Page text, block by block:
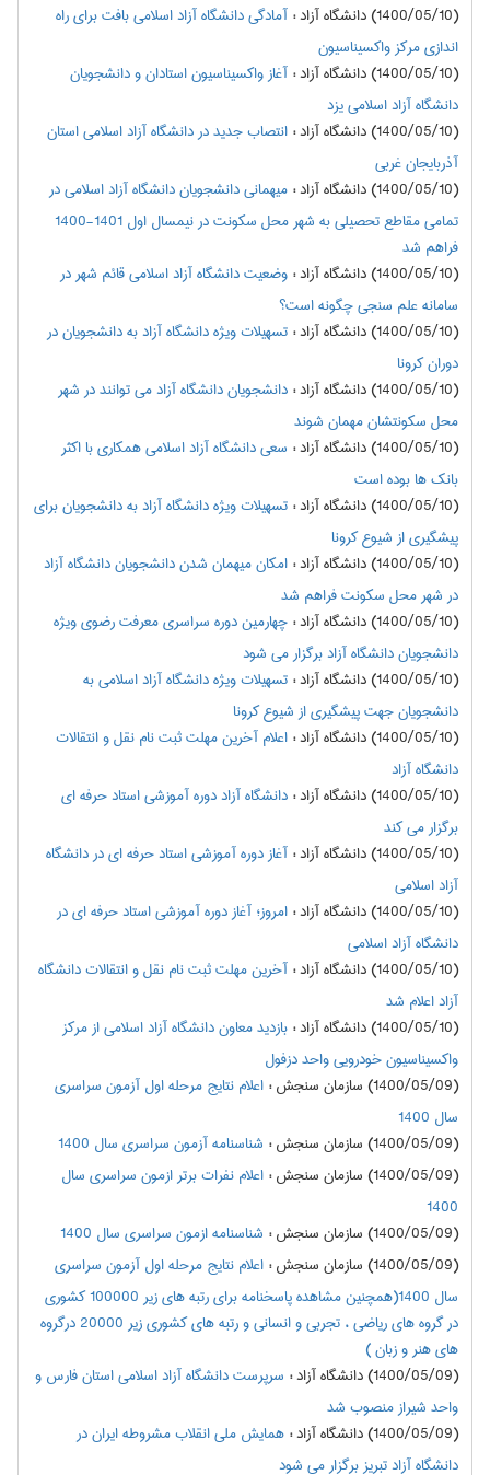
(1400/05/10) دانشگاه آزاد
:آمادگی دانشگاه آزاد اسلامی بافت برای راه
اندازی مرکز واکسیناسیون
(1400/05/10) دانشگاه آزاد
:آغاز واکسیناسیون استادان و دانشجویان
دانشگاه آزاد اسلامی یزد
(1400/05/10) دانشگاه آزاد
:انتصاب جدید در دانشگاه آزاد اسلامی استان
آذربایجان غربی
(1400/05/10) دانشگاه آزاد
:میهمانی دانشجویان دانشگاه آزاد اسلامی در
تمامی مقاطع تحصیلی به شهر محل سکونت در نیمسال اول 1401-1400
فراهم شد
(1400/05/10) دانشگاه آزاد
:وضعیت دانشگاه آزاد اسلامی قائم شهر در
سامانه علم سنجی چگونه است؟
(1400/05/10) دانشگاه آزاد
:تسهیلات ویژه دانشگاه آزاد به دانشجویان در
دوران کرونا
(1400/05/10) دانشگاه آزاد
:دانشجویان دانشگاه آزاد می توانند در شهر
محل سکونتشان مهمان شوند
(1400/05/10) دانشگاه آزاد
: سعی دانشگاه آزاد اسلامی همکاری با اکثر
بانک ها بوده است
(1400/05/10) دانشگاه آزاد
:تسهیلات ویژه دانشگاه آزاد به دانشجویان برای
پیشگیری از شیوع کرونا
(1400/05/10) دانشگاه آزاد
:امکان میهمان شدن دانشجویان دانشگاه آزاد
در شهر محل سکونت فراهم شد
(1400/05/10) دانشگاه آزاد
:چهارمین دوره سراسری معرفت رضوی ویژه
دانشجویان دانشگاه آزاد برگزار می شود
(1400/05/10) دانشگاه آزاد
:تسهیلات ویژه دانشگاه آزاد اسلامی به
دانشجویان جهت پیشگیری از شیوع کرونا
(1400/05/10) دانشگاه آزاد
:اعلام آخرین مهلت ثبت نام نقل و انتقالات
دانشگاه آزاد
(1400/05/10) دانشگاه آزاد
:دانشگاه آزاد دوره آموزشی استاد حرفه ای
برگزار می کند
(1400/05/10) دانشگاه آزاد
:آغاز دوره آموزشی استاد حرفه ای در دانشگاه
آزاد اسلامی
(1400/05/10) دانشگاه آزاد
:امروز؛ آغاز دوره آموزشی استاد حرفه ای در
دانشگاه آزاد اسلامی
(1400/05/10) دانشگاه آزاد
:آخرین مهلت ثبت نام نقل و انتقالات دانشگاه
آزاد اعلام شد
(1400/05/10) دانشگاه آزاد
:بازدید معاون دانشگاه آزاد اسلامی از مرکز
واکسیناسیون خودرویی واحد دزفول
(1400/05/09) سازمان سنجش
:اعلام نتايج مرحله اول آزمون سراسري
سال 1400
(1400/05/09) سازمان سنجش
: شناسنامه آزمون سراسری سال 1400
(1400/05/09) سازمان سنجش
:اعلام نفرات برتر ازمون سراسري سال
1400
(1400/05/09) سازمان سنجش
: شناسنامه ازمون سراسري سال 1400
(1400/05/09) سازمان سنجش
:اعلام نتايج مرحله اول آزمون سراسري
سال 1400(همچنین مشاهده پاسخنامه برای رتبه های زیر 100000 کشوری
در گروه های ریاضی ، تجربی و انسانی و رتبه های کشوری زیر 20000 درگروه
های هنر و زبان )
(1400/05/09) دانشگاه آزاد
: سرپرست دانشگاه آزاد اسلامی استان فارس و
واحد شیراز منصوب شد
(1400/05/09) دانشگاه آزاد
:همایش ملی انقلاب مشروطه ایران در
دانشگاه آزاد تبریز برگزار می شود